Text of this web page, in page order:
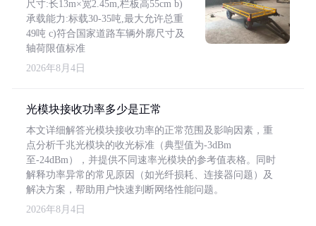
尺寸:长13m×宽2.45m,栏板高55cm b)
承载能力:标载30-35吨,最大允许总重
49吨 c)符合国家道路车辆外廓尺寸及
轴荷限值标准
2026年8月4日
光模块接收功率多少是正常
本文详细解答光模块接收功率的正常范围及影响因素，重
点分析千兆光模块的收光标准（典型值为-3dBm
至-24dBm），并提供不同速率光模块的参考值表格。同时
解释功率异常的常见原因（如光纤损耗、连接器问题）及
解决方案，帮助用户快速判断网络性能问题。
2026年8月4日